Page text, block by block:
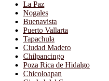
La Paz
Nogales
Buenavista
Puerto Vallarta
Tapachula
Ciudad Madero
Chilpancingo
Poza Rica de Hidalgo
Chicoloapan